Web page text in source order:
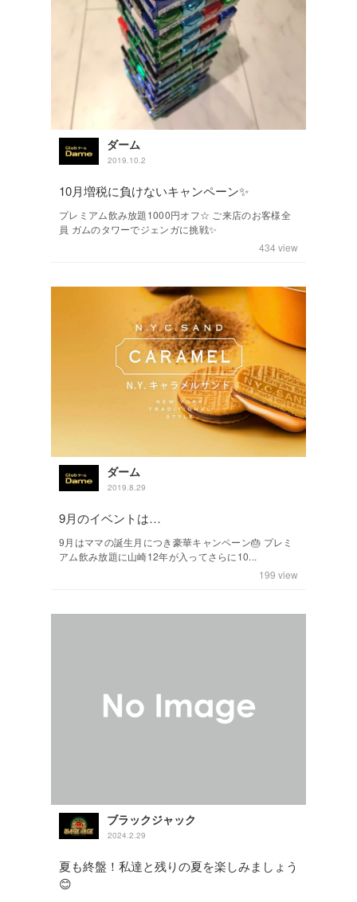
ダーム
2019.10.2
10月増税に負けないキャンペーン✨
プレミアム飲み放題1000円オフ☆ ご来店のお客様全
員 ガムのタワーでジェンガに挑戦✨
434 view
ダーム
2019.8.29
9月のイベントは…
9月はママの誕生月につき豪華キャンペーン🎂 プレミ
アム飲み放題に山崎12年が入ってさらに10...
199 view
ブラックジャック
2024.2.29
夏も終盤！私達と残りの夏を楽しみましょう
😊